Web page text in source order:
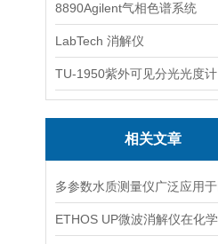
8890Agilent气相色谱系统
LabTech 消解仪
TU-1950紫外可见分光光度计
相关文章